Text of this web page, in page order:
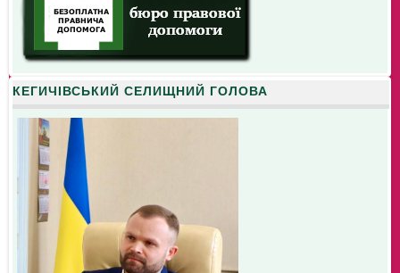
КЕГИЧІВСЬКИЙ СЕЛИЩНИЙ ГОЛОВА